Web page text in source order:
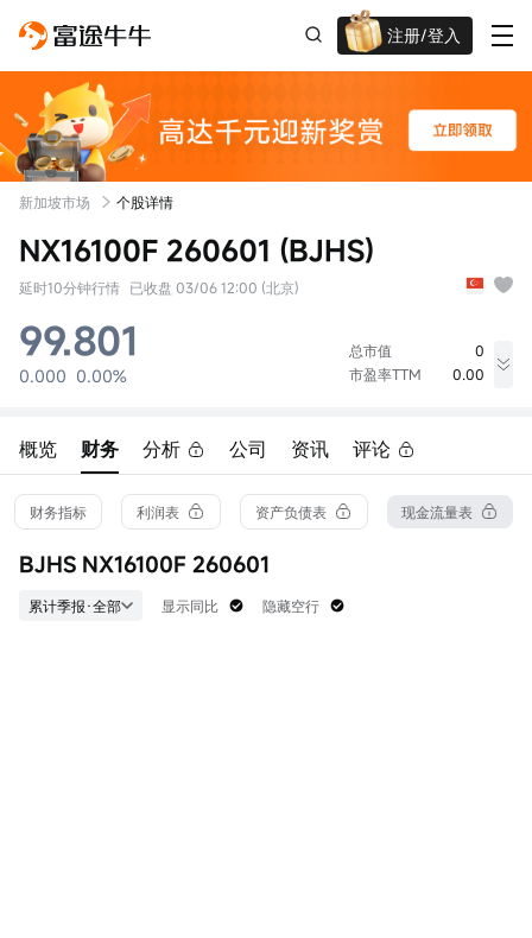
注册/登入
迎新重磅礼 股票/BTC等任你选!
新加坡市场 个股详情
NX16100F 260601 (BJHS)
延时10分钟行情 已收盘 03/06 12:00 (北京)
99.801
0.000 0.00%
总市值
0
市盈率TTM
0.00
今开
0.000
昨收
99.801
0.00
52周最高
99.801
换手率
0.00%
总股本
98.900
--
历史最高
104.000
市盈率(静)
0.00
概览 财务 分析 公司 资讯 评论
财务指标 利润表 资产负债表 现金流量表
BJHS NX16100F 260601
累计季报·全部 显示同比 隐藏空行